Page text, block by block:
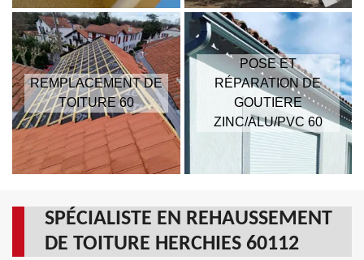
REMPLACEMENT DE
TOITURE 60
POSE ET
RÉPARATION DE
GOUTIERE
ZINC/ALU/PVC 60
SPÉCIALISTE EN REHAUSSEMENT
DE TOITURE HERCHIES 60112